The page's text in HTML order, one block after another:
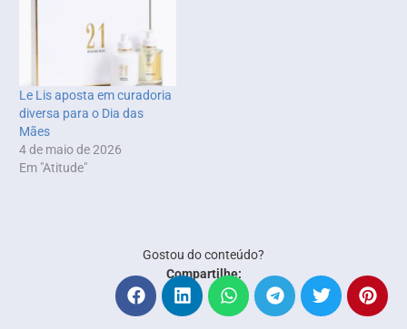
Le Lis aposta em curadoria
diversa para o Dia das
Mães
4 de maio de 2026
Em "Atitude"
Gostou do conteúdo?
Compartilhe: